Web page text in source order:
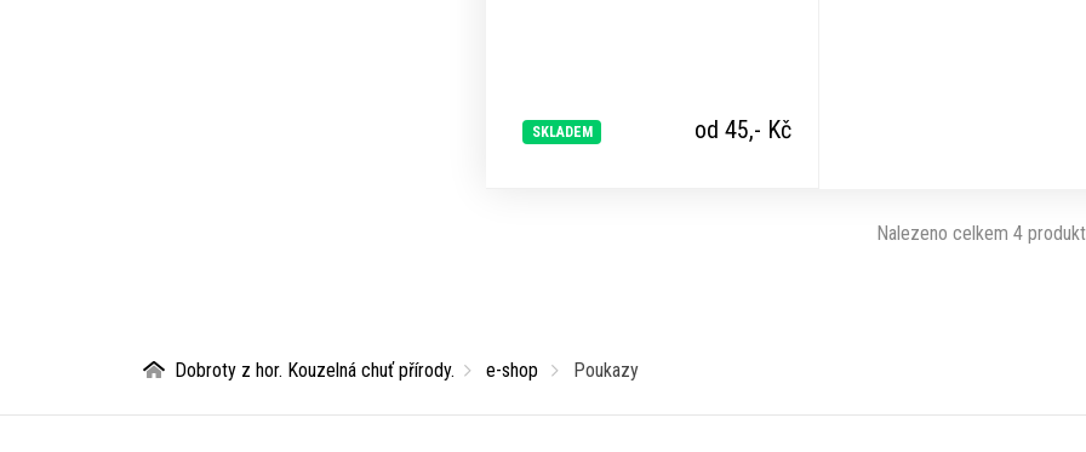
SKLADEM od 45,- Kč
Nalezeno celkem 4
Dobroty z hor. Kouzelná chuť přírody. e-shop Poukazy